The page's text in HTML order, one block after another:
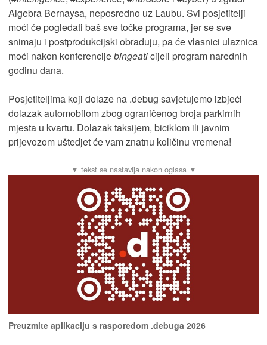
Algebra Bernaysa, neposredno uz Laubu. Svi posjetitelji
moći će pogledati baš sve točke programa, jer se sve
snimaju i postprodukcijski obrađuju, pa će vlasnici ulaznica
moći nakon konferencijebingeaticijeli program narednih
godinu dana.
Posjetiteljima koji dolaze na .debug savjetujemo izbjeći
dolazak automobilom zbog ograničenog broja parkirnih
mjesta u kvartu. Dolazak taksijem, biciklom ili javnim
prijevozom uštedjet će vam znatnu količinu vremena!
Preuzmite aplikaciju s rasporedom .debuga 2026